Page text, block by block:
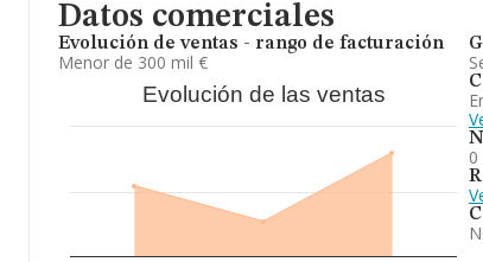
Datos comerciales
Evolución de ventas - rango de facturación
Menor de 300 mil €
Evolución de las ventas
0